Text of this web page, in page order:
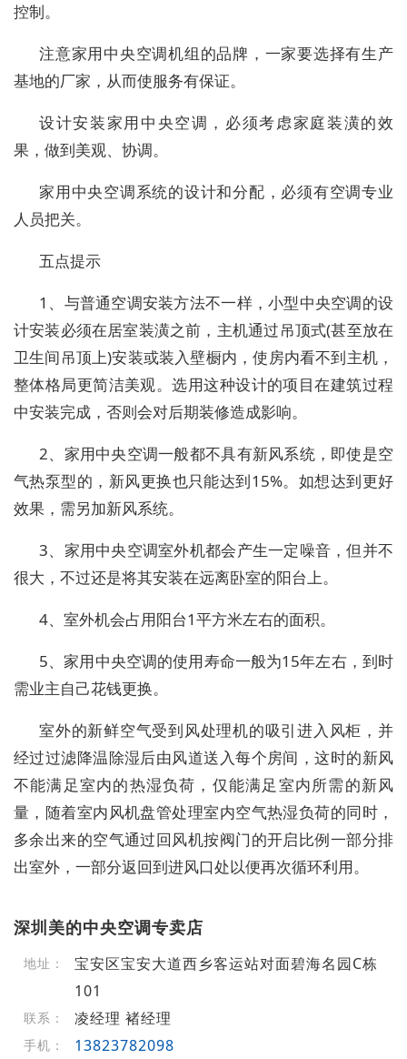
控制。
注意家用中央空调机组的品牌，一家要选择有生产
基地的厂家，从而使服务有保证。
设计安装家用中央空调，必须考虑家庭装潢的效
果，做到美观、协调。
家用中央空调系统的设计和分配，必须有空调专业
人员把关。
五点提示
1、与普通空调安装方法不一样，小型中央空调的设
计安装必须在居室装潢之前，主机通过吊顶式(甚至放在
卫生间吊顶上)安装或装入壁橱内，使房内看不到主机，
整体格局更简洁美观。选用这种设计的项目在建筑过程
中安装完成，否则会对后期装修造成影响。
2、家用中央空调一般都不具有新风系统，即使是空
气热泵型的，新风更换也只能达到15%。如想达到更好
效果，需另加新风系统。
3、家用中央空调室外机都会产生一定噪音，但并不
很大，不过还是将其安装在远离卧室的阳台上。
4、室外机会占用阳台1平方米左右的面积。
5、家用中央空调的使用寿命一般为15年左右，到时
需业主自己花钱更换。
室外的新鲜空气受到风处理机的吸引进入风柜，并
经过过滤降温除湿后由风道送入每个房间，这时的新风
不能满足室内的热湿负荷，仅能满足室内所需的新风
量，随着室内风机盘管处理室内空气热湿负荷的同时，
多余出来的空气通过回风机按阀门的开启比例一部分排
出室外，一部分返回到进风口处以便再次循环利用。
深圳美的中央空调专卖店
地址：
宝安区宝安大道西乡客运站对面碧海名园C栋
101
联系： 凌经理 褚经理
手机： 13823782098